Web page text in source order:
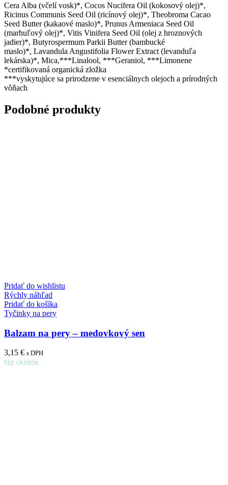
Cera Alba (včelí vosk)*, Cocos Nucifera Oil (kokosový olej)*,
Ricinus Communis Seed Oil (ricínový olej)*, Theobroma Cacao
Seed Butter (kakaové maslo)*, Prunus Armeniaca Seed Oil
(marhuľový olej)*, Vitis Vinifera Seed Oil (olej z hroznových
jadier)*, Butyrospermum Parkii Butter (bambucké
maslo)*, Lavandula Angustifolia Flower Extract (levanduľa
lekárska)*, Mica,***Linalool, ***Geraniol, ***Limonene
*certifikovaná organická zložka
***vyskytujúce sa prirodzene v esenciálnych olejoch a prírodných
vôňach
Podobné produkty
Pridať do wishlistu
Rýchly náhľad
Pridať do košíka
Tyčinky na pery
Balzam na pery – medovkový sen
3,15 € s DPH
Na sklade